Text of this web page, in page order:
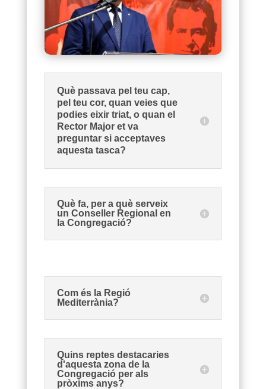
Què passava pel teu cap,
pel teu cor, quan veies que
podies eixir triat, o quan el
Rector Major et va
preguntar si acceptaves
aquesta tasca?
Què fa, per a què serveix
un Conseller Regional en
la Congregació?
Com és la Regió
Mediterrània?
Quins reptes destacaries
d'aquesta zona de la
Congregació per als
pròxims anys?